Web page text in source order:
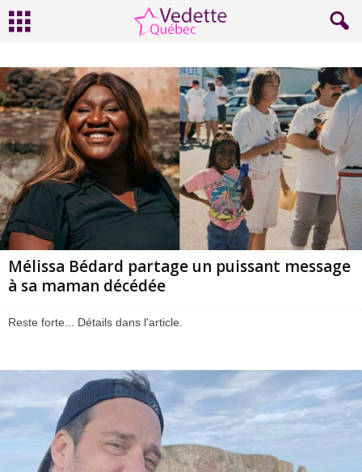
Mélissa Bédard partage un puissant message
à sa maman décédée
Reste forte... Détails dans l'article.